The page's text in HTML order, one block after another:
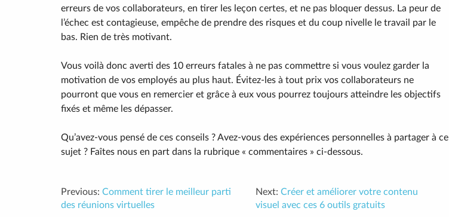
erreurs de vos collaborateurs, en tirer les leçon certes, et ne pas bloquer dessus. La peur de
l’échec est contagieuse, empêche de prendre des risques et du coup nivelle le travail par le
bas. Rien de très motivant.
Vous voilà donc averti des 10 erreurs fatales à ne pas commettre si vous voulez garder la
motivation de vos employés au plus haut. Évitez-les à tout prix vos collaborateurs ne
pourront que vous en remercier et grâce à eux vous pourrez toujours atteindre les objectifs
fixés et même les dépasser.
Qu’avez-vous pensé de ces conseils ? Avez-vous des expériences personnelles à partager à ce
sujet ? Faîtes nous en part dans la rubrique « commentaires » ci-dessous.
Previous: Comment tirer le meilleur parti
des réunions virtuelles
Next:Créer et améliorer votre contenu
visuel avec ces 6 outils gratuits